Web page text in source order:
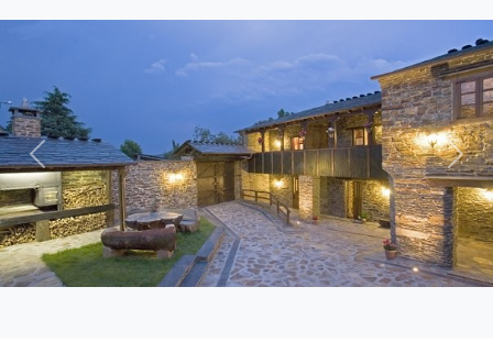
Anterior